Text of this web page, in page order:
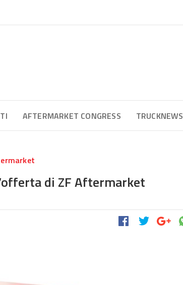
AFTERMARKET CONGRESS TRUCKNEWS
di ZF Aftermarket